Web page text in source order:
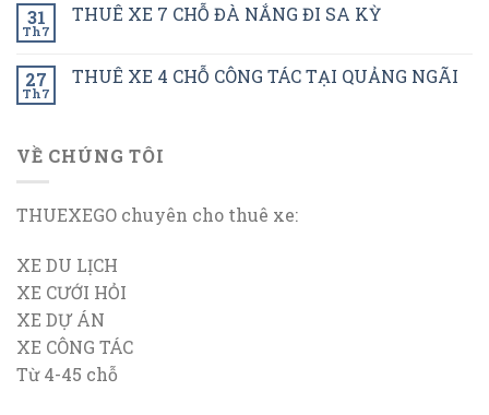
31
Th7
THUÊ XE 7 CHỖ ĐÀ NẮNG ĐI SA KỲ
27
Th7
THUÊ XE 4 CHỖ CÔNG TÁC TẠI QUẢNG NGÃI
VỀ CHÚNG TÔI
THUEXEGO chuyên cho thuê xe:
XE DU LỊCH
XE CƯỚI HỎI
XE DỰ ÁN
XE CÔNG TÁC
Từ 4-45 chỗ